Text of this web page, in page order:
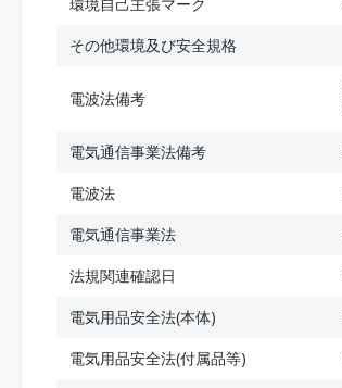
その他環境及び安全規格
電波法備考
電気通信事業法備考
電波法
電気通信事業法
法規関連確認日
電気用品安全法(本体)
電気用品安全法(付属品等)